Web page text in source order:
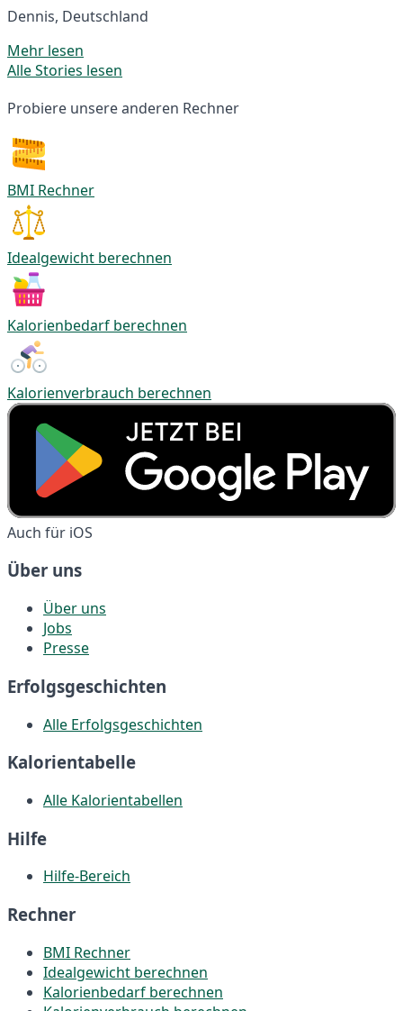
Dennis, Deutschland
Mehr lesen
Alle Stories lesen
Probiere unsere anderen Rechner
BMI Rechner
Idealgewicht berechnen
Kalorienbedarf berechnen
Kalorienverbrauch berechnen
Auch für iOS
Über uns
Über uns
Jobs
Presse
Erfolgsgeschichten
Alle Erfolgsgeschichten
Kalorientabelle
Alle Kalorientabellen
Hilfe
Hilfe-Bereich
Rechner
BMI Rechner
Idealgewicht berechnen
Kalorienbedarf berechnen